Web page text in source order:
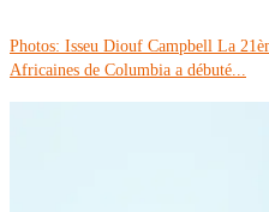
Photos: Isseu Diouf Campbell La
Africaines de Columbia a débuté...